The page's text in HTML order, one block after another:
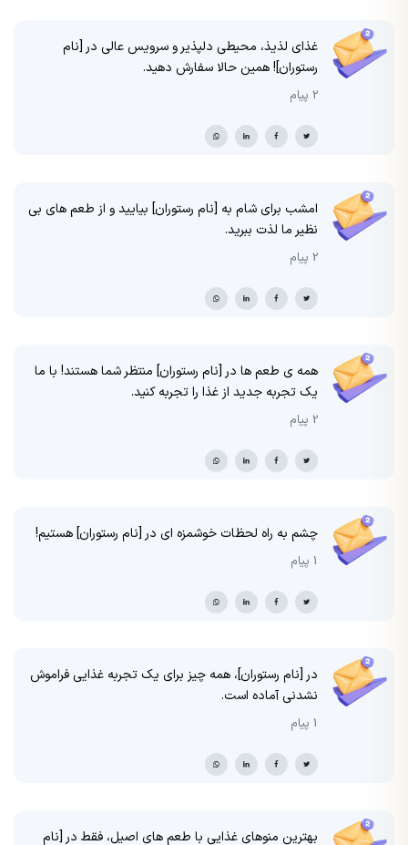
غذای لذیذ، محیطی دلپذیر و سرویس عالی در [نام
رستوران]! همین حالا سفارش دهید.
2 پیام
امشب برای شام به [نام رستوران] بیایید و از طعم های بی
نظیر ما لذت ببرید.
2 پیام
همه ی طعم ها در [نام رستوران] منتظر شما هستند! با ما
یک تجربه جدید از غذا را تجربه کنید.
2 پیام
چشم به راه لحظات خوشمزه ای در [نام رستوران] هستیم!
1 پیام
در [نام رستوران]، همه چیز برای یک تجربه غذایی فراموش
نشدنی آماده است.
1 پیام
بهترین منوهای غذایی با طعم های اصیل، فقط در [نام